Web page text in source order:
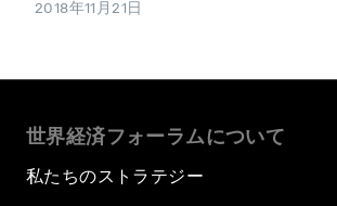
2018年11月21日
世界経済フォーラムについて
私たちのストラテジー